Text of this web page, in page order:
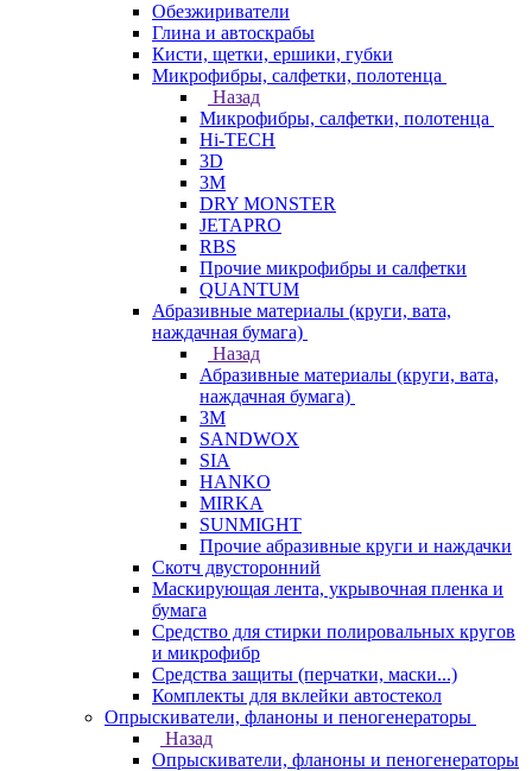
Обезжириватели
Глина и автоскрабы
Кисти, щетки, ершики, губки
Микрофибры, салфетки, полотенца
Назад
Микрофибры, салфетки, полотенца
Hi-TECH
3D
3М
DRY MONSTER
JETAPRO
RBS
Прочие микрофибры и салфетки
QUANTUM
Абразивные материалы (круги, вата,
наждачная бумага)
Назад
Абразивные материалы (круги, вата,
наждачная бумага)
3М
SANDWOX
SIA
HANKO
MIRKA
SUNMIGHT
Прочие абразивные круги и наждачки
Скотч двусторонний
Маскирующая лента, укрывочная пленка и
бумага
Средство для стирки полировальных кругов
и микрофибр
Средства защиты (перчатки, маски...)
Комплекты для вклейки автостекол
Опрыскиватели, фланоны и пеногенераторы
Назад
Опрыскиватели, фланоны и пеногенераторы